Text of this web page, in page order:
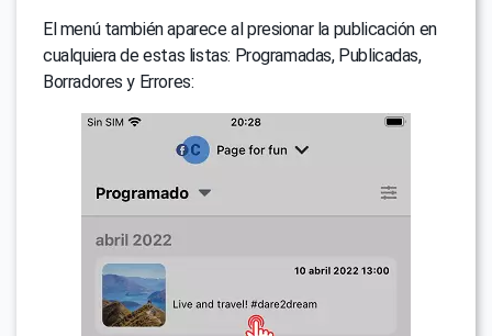
El menú también aparece al presionar la publicación en
cualquiera de estas listas: Programadas, Publicadas,
Borradores y Errores: